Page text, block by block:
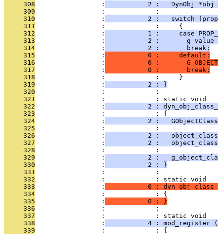
     308
                 :
2 :   DynObj *obj
     309
                 :             :
     310
                 :
2 :   switch
     311
                 :             :     {
     312
                 :
1 :     case
     313
                 :
2 :
     314
                 :
           2 :       break;
     315
                 :
           0 :     default:
     316
                 :
0 :
     317
                 :
           0 :       break;
     318
                 :             :     }
     319
                 :
           2 : }
     320
                 :             :
     321
                 :             : static void
     322
                 :
2 :
     323
                 :             : {
     324
                 :
2 :
     325
                 :             :
     326
                 :
2 :
     327
                 :
2 :
     328
                 :             :
     329
                 :
2 :
     330
                 :
           2 : }
     331
                 :             :
     332
                 :             : static void
     333
                 :
0 :
     334
                 :             : {
     335
                 :
           0 : }
     336
                 :             :
     337
                 :             : static void
     338
                 :
4 : mod_register
     339
                 :             : {